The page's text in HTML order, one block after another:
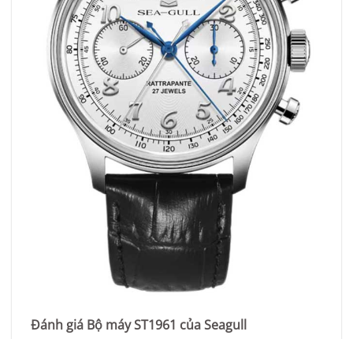
Đánh giá Bộ máy ST1961 của Seagull